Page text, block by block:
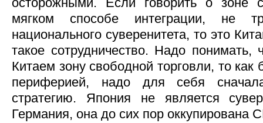
мягком способе интеграции, не
национального суверенитета, то это
такое сотрудничество. Надо
Китаем зону свободной торговли, то как
периферией, надо для себя
стратегию. Япония не является
Германия, она до сих пор оккупирована